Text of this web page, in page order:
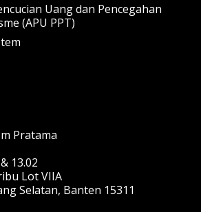
Uang dan Pencegahan
(APU PPT)
Pratama
13.02
Lot VIIA
Selatan, Banten 15311